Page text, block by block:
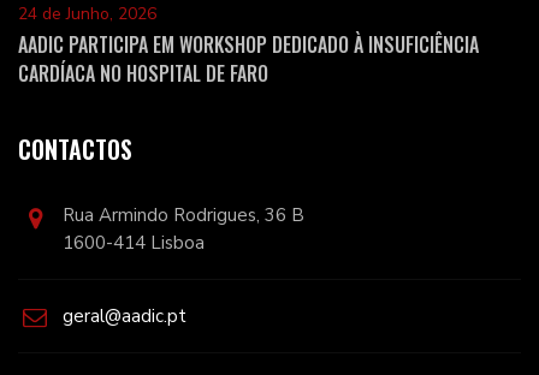
24 de Junho, 2026
AADIC PARTICIPA EM WORKSHOP DEDICADO À INSUFICIÊNCIA
CARDÍACA NO HOSPITAL DE FARO
CONTACTOS
Rua Armindo Rodrigues, 36 B
1600-414 Lisboa
geral@aadic.pt